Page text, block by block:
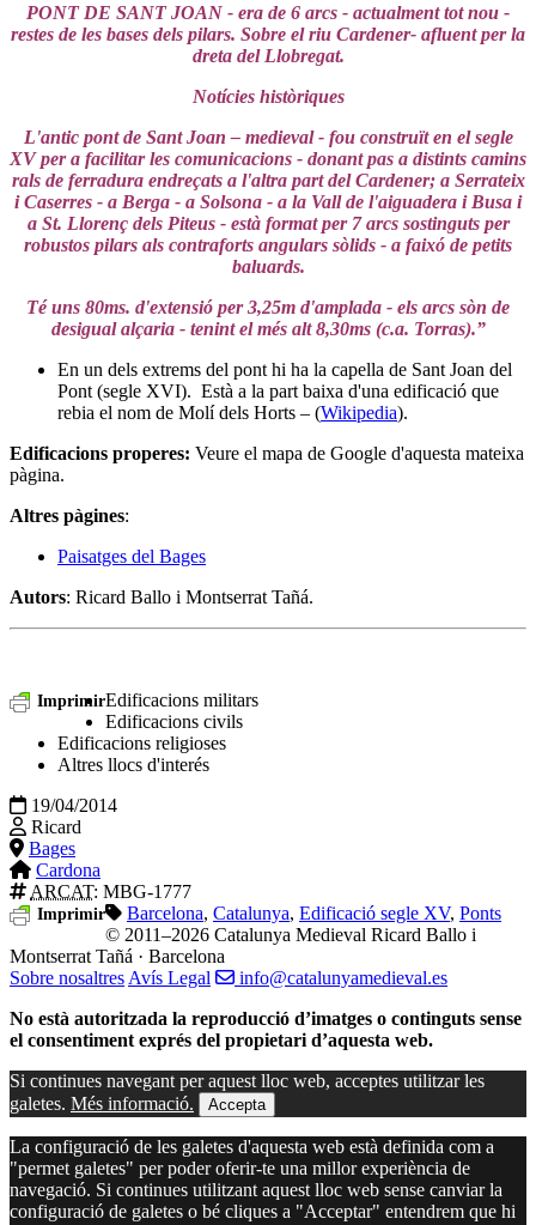
PONT DE SANT JOAN - era de 6 arcs - actualment tot nou -
restes de les bases dels pilars. Sobre el riu Cardener- afluent per la
dreta del Llobregat.
Notícies històriques
L'antic pont de Sant Joan – medieval - fou construït en el segle
XV per a facilitar les comunicacions - donant pas a distints camins
rals de ferradura endreçats a l'altra part del Cardener; a Serrateix
i Caserres - a Berga - a Solsona - a la Vall de l'aiguadera i Busa i
a St. Llorenç dels Piteus - està format per 7 arcs sostinguts per
robustos pilars als contraforts angulars sòlids - a faixó de petits
baluards.
Té uns 80ms. d'extensió per 3,25m d'amplada - els arcs sòn de
desigual alçaria - tenint el més alt 8,30ms (c.a. Torras).”
En un dels extrems del pont hi ha la capella de Sant Joan del
Pont (segle XVI). Està a la part baixa d'una edificació que
rebia el nom de Molí dels Horts – (Wikipedia).
Edificacions properes: Veure el mapa de Google d'aquesta mateixa
pàgina.
Altres pàgines:
Paisatges del Bages
Autors: Ricard Ballo i Montserrat Tañá.
ImprimirEdificacions militars
Edificacions civils
Edificacions religioses
Altres llocs d'interés
19/04/2014
Ricard
Bages
Cardona
ARCAT: MBG-1777
Imprimir Barcelona, Catalunya, Edificació segle XV, Ponts
© 2011–2026 Catalunya Medieval Ricard Ballo i
Montserrat Tañá · Barcelona
Sobre nosaltres Avís Legal
info@catalunyamedieval.es
No està autoritzada la reproducció d’imatges o continguts sense
el consentiment exprés del propietari d’aquesta web.
Si continues navegant per aquest lloc web, acceptes utilitzar les
galetes. Més informació. Accepta
La configuració de les galetes d'aquesta web està definida com a
"permet galetes" per poder oferir-te una millor experiència de
navegació. Si continues utilitzant aquest lloc web sense canviar la
configuració de galetes o bé cliques a "Acceptar" entendrem que hi